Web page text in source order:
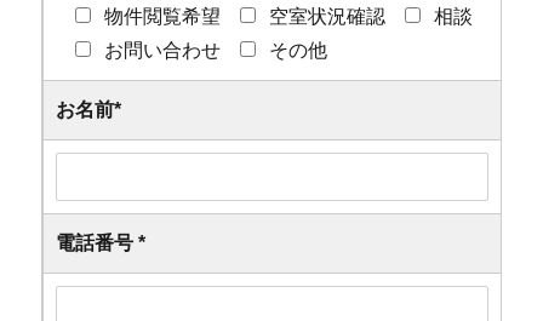
物件閲覧希望 空室状況確認
相談
お問い合わせ
その他
お名前*
電話番号*